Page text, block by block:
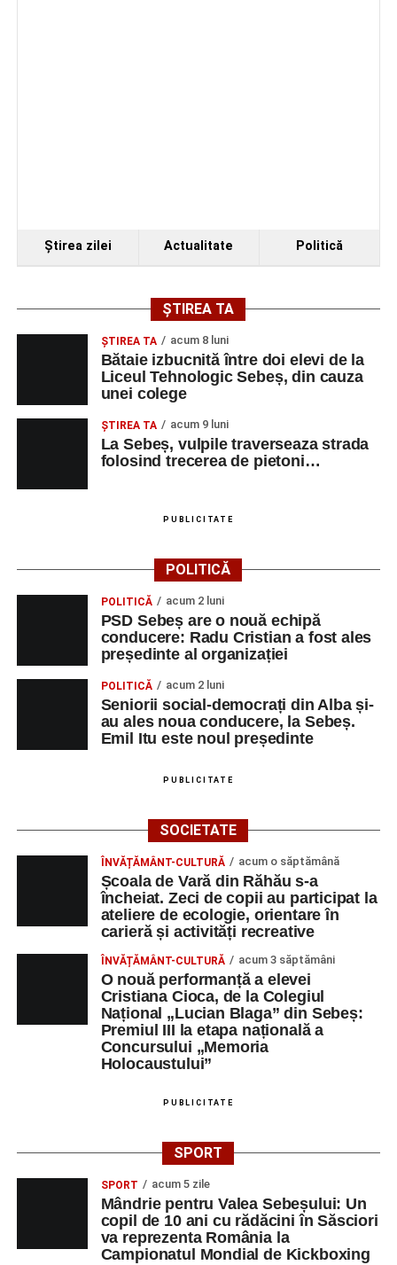
reprezintă doar începutul unei serii de concerte care vor
avea loc pe parcursul taberei, oferind comunității din
și de a lua parte la un veritabil schimb cultural prin
Adaugă-ne ca sursă preferată
Urmărește-ne pe Google News
iluminatului public pe timpul nopții, în contextul
apelului la economii al Guvernului Bolojan
Duminică, 23 august 2026, Râpa Roșie găzduiește
cea de-a III-a ediție a concursului „CicloAventurier
de Sebeș”
Primul concert din cadrul String Symphonic Camp
2026 a adus emoție și aplauze la Sebeș
Ştirea zilei Actualitate Politică
ȘTIREA TA
ŞTIREA TA acum 8 luni
Bătaie izbucnită între doi elevi de la
Liceul Tehnologic Sebeș, din cauza
unei colege
ŞTIREA TA acum 9 luni
La Sebeș, vulpile traverseaza strada
folosind trecerea de pietoni…
PUBLICITATE
POLITICĂ
POLITICĂ acum 2 luni
PSD Sebeș are o nouă echipă
conducere: Radu Cristian a fost ales
președinte al organizației
POLITICĂ acum 2 luni
Seniorii social-democrați din Alba și-
au ales noua conducere, la Sebeș.
Emil Itu este noul președinte
PUBLICITATE
SOCIETATE
ÎNVĂȚĂMÂNT-CULTURĂ acum o săptămână
Școala de Vară din Răhău s-a
încheiat. Zeci de copii au participat la
ateliere de ecologie, orientare în
carieră și activități recreative
ÎNVĂȚĂMÂNT-CULTURĂ acum 3 săptămâni
O nouă performanță a elevei
Cristiana Cioca, de la Colegiul
Național „Lucian Blaga” din Sebeș:
Premiul III la etapa națională a
Concursului „Memoria
Holocaustului”
PUBLICITATE
SPORT
SPORT acum 5 zile
Mândrie pentru Valea Sebeșului: Un
copil de 10 ani cu rădăcini în Săsciori
va reprezenta România la
Campionatul Mondial de Kickboxing